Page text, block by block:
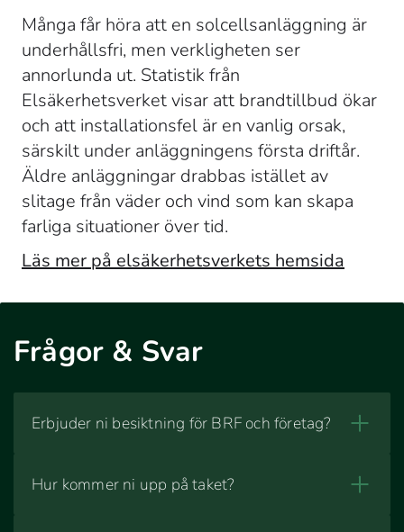
Många får höra att en solcellsanläggning är
underhållsfri, men verkligheten ser
annorlunda ut. Statistik från
Elsäkerhetsverket visar att brandtillbud ökar
och att installationsfel är en vanlig orsak,
särskilt under anläggningens första driftår.
Äldre anläggningar drabbas istället av
slitage från väder och vind som kan skapa
farliga situationer över tid.
Läs mer på elsäkerhetsverkets hemsida
Frågor & Svar
Erbjuder ni besiktning för BRF och företag?
Hur kommer ni upp på taket?